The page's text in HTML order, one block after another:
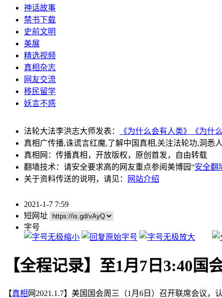
神话故事
禁书下载
史前文明
美展
精选视频
真相杂志
网友交流
移民留学
妖言不惑
法轮大法李洪志大师发表： 《为什么会有人类》 《为什
真相广传播,诛谎言红魔,了解中国真相,关注法轮功,洞悉
真相网：传播真相，开放版权，原创首发，自由转载
翻墙技术：请安全要求高的网友重点参阅美博园“安全翻
关于资料传送的说明，请见：
网站介绍
2021-1-7 7:59
短网址
字号
【全程记录】至1月7日3:40
【真相 网2021.1.7】美国国会周三（1月6日）召开联席会议